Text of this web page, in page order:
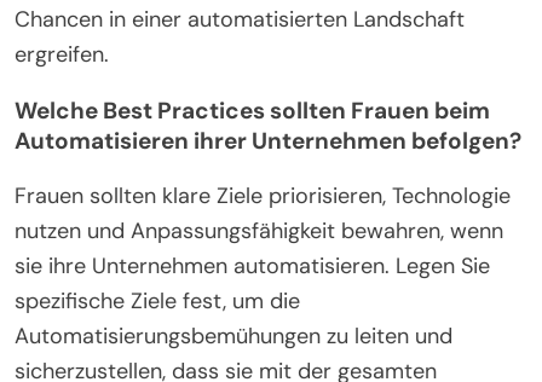
Chancen in einer automatisierten Landschaft
ergreifen.
Welche Best Practices sollten Frauen beim
Automatisieren ihrer Unternehmen befolgen?
Frauen sollten klare Ziele priorisieren, Technologie
nutzen und Anpassungsfähigkeit bewahren, wenn
sie ihre Unternehmen automatisieren. Legen Sie
spezifische Ziele fest, um die
Automatisierungsbemühungen zu leiten und
sicherzustellen, dass sie mit der gesamten